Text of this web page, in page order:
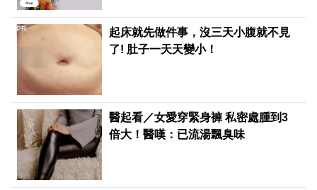
起床就先做件事，沒三天小腹就不見
了! 肚子一天天變小！
PR
醫起看／女愛穿緊身褲 私密處腫到3
倍大！醫嘆：已流湯飄臭味